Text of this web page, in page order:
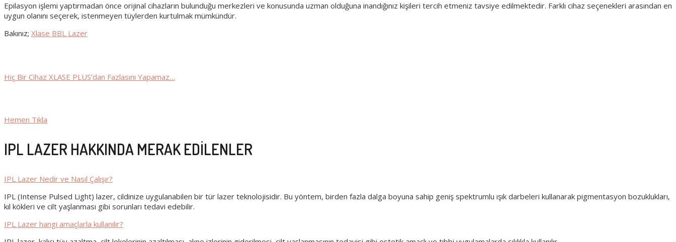
Epilasyon işlemi yaptırmadan önce orijinal cihazların bulunduğu merkezleri ve konusunda uzman olduğuna inandığınız kişileri tercih etmeniz tavsiye edilmektedir. Farklı cihaz seçenekleri arasından en
uygun olanını seçerek, istenmeyen tüylerden kurtulmak mümkündür.
Bakınız; Xlase BBL Lazer
Hiç Bir Cihaz XLASE PLUS’dan Fazlasını Yapamaz…
Hemen Tıkla
IPL LAZER HAKKINDA MERAK EDİLENLER
IPL Lazer Nedir ve Nasıl Çalışır?
IPL (Intense Pulsed Light) lazer, cildinize uygulanabilen bir tür lazer teknolojisidir. Bu yöntem, birden fazla dalga boyuna sahip geniş spektrumlu ışık darbeleri kullanarak pigmentasyon bozuklukları,
kıl kökleri ve cilt yaşlanması gibi sorunları tedavi edebilir.
IPL Lazer hangi amaçlarla kullanılır?